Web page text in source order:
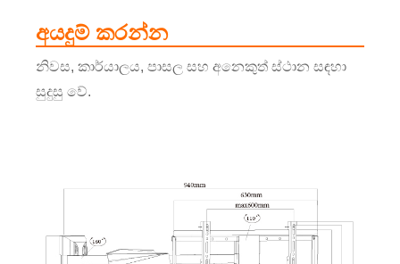
අයදුම් කරන්න
නිවස, කාර්යාලය, පාසල සහ අනෙකුත් ස්ථාන සඳහා
සුදුසු වේ.